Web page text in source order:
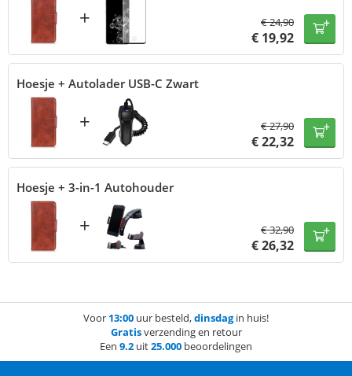
+ €24,90
€ 19,92
Hoesje + Autolader USB-C Zwart
+ €27,90
€22,32
Hoesje + 3-in-1 Autohouder
+ €32,90
€26,32
Voor 13:00 uur besteld,dinsdagin huis!
Gratisverzending en retour
Een 9.2 uit25.000 beoordelingen